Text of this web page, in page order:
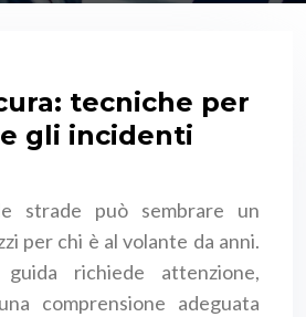
tecniche per
gli incidenti
strade può sembrare un
per chi è al volante da anni.
richiede attenzione,
comprensione adeguata